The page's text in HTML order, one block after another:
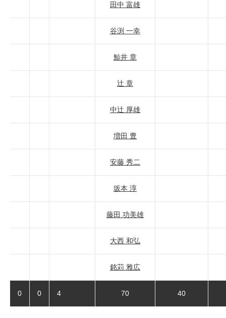
田中 富雄
谷渕 一幸
鯨井 章
辻 章
中辻 厚雄
増田 豊
安藤 秀二
坂本 淳
藤田 功美雄
大西 和弘
銘苅 雅広
0 0 4 70 40